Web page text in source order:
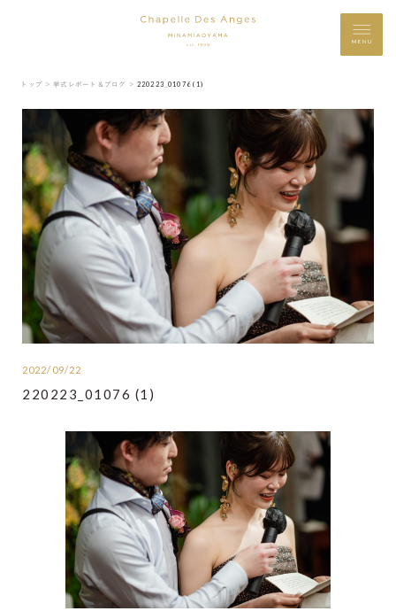
MENU
トップ ＞ 挙式レポート＆ブログ ＞ 220223_01076 (1)
2022/09/22
220223_01076 (1)